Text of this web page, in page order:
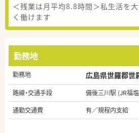
＜残業は月平均8.8時間＞私生活を
く働けます
勤務地
勤務地 広島県世羅郡世
路線・交通手段
備後三川駅 (JR福
通勤交通費
有／規程内支給